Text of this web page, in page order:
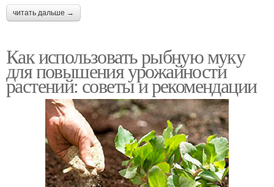
читать дальше →
Как использовать рыбную муку
для повышения урожайности
растений: советы и рекомендации